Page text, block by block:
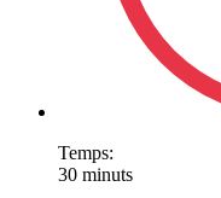
Temps:
30 minuts